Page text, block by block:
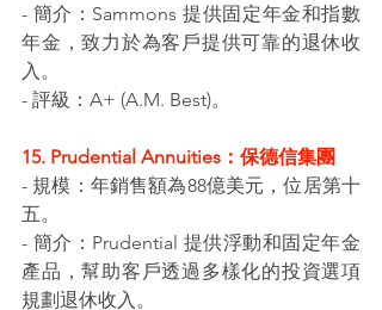
- 簡介：Sammons 提供固定年金和指數
年金，致力於為客戶提供可靠的退休收
入。
- 評級：A+ (A.M. Best)。
15. Prudential Annuities：保德信集團
- 規模：年銷售額為88億美元，位居第十
五。
- 簡介：Prudential 提供浮動和固定年金
產品，幫助客戶透過多樣化的投資選項
規劃退休收入。